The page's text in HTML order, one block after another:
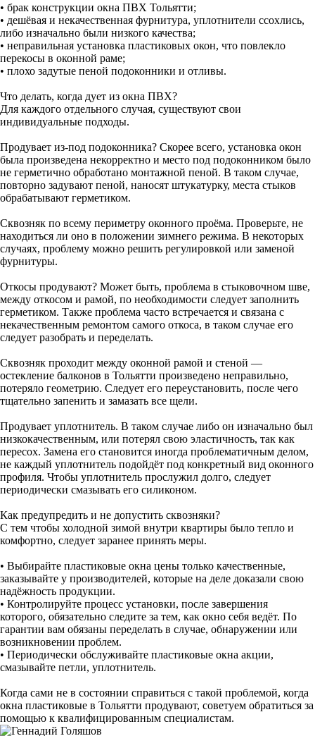
• брак конструкции окна ПВХ Тольятти;
• дешёвая и некачественная фурнитура, уплотнители ссохлись,
либо изначально были низкого качества;
• неправильная установка пластиковых окон, что повлекло
перекосы в оконной раме;
• плохо задутые пеной подоконники и отливы.
Что делать, когда дует из окна ПВХ?
Для каждого отдельного случая, существуют свои
индивидуальные подходы.
Продувает из-под подоконника? Скорее всего, установка окон
была произведена некорректно и место под подоконником было
не герметично обработано монтажной пеной. В таком случае,
повторно задувают пеной, наносят штукатурку, места стыков
обрабатывают герметиком.
Сквозняк по всему периметру оконного проёма. Проверьте, не
находиться ли оно в положении зимнего режима. В некоторых
случаях, проблему можно решить регулировкой или заменой
фурнитуры.
Откосы продувают? Может быть, проблема в стыковочном шве,
между откосом и рамой, по необходимости следует заполнить
герметиком. Также проблема часто встречается и связана с
некачественным ремонтом самого откоса, в таком случае его
следует разобрать и переделать.
Сквозняк проходит между оконной рамой и стеной —
остекление балконов в Тольятти произведено неправильно,
потеряло геометрию. Следует его переустановить, после чего
тщательно запенить и замазать все щели.
Продувает уплотнитель. В таком случае либо он изначально был
низкокачественным, или потерял свою эластичность, так как
пересох. Замена его становится иногда проблематичным делом,
не каждый уплотнитель подойдёт под конкретный вид оконного
профиля. Чтобы уплотнитель прослужил долго, следует
периодически смазывать его силиконом.
Как предупредить и не допустить сквозняки?
С тем чтобы холодной зимой внутри квартиры было тепло и
комфортно, следует заранее принять меры.
• Выбирайте пластиковые окна цены только качественные,
заказывайте у производителей, которые на деле доказали свою
надёжность продукции.
• Контролируйте процесс установки, после завершения
которого, обязательно следите за тем, как окно себя ведёт. По
гарантии вам обязаны переделать в случае, обнаружении или
возникновении проблем.
• Периодически обслуживайте пластиковые окна акции,
смазывайте петли, уплотнитель.
Когда сами не в состоянии справиться с такой проблемой, когда
окна пластиковые в Тольятти продувают, советуем обратиться за
помощью к квалифицированным специалистам.